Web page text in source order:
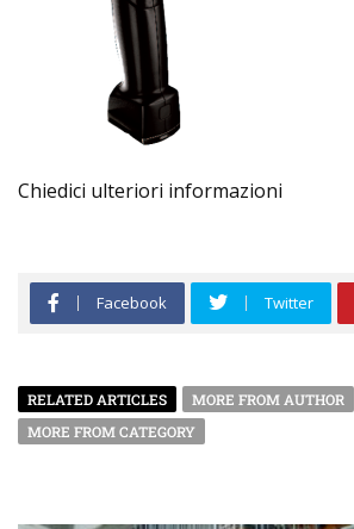
Chiedici ulteriori informazioni
Facebook Twitter
RELATED ARTICLES
MORE FROM AUTHOR
MORE FROM CATEGORY